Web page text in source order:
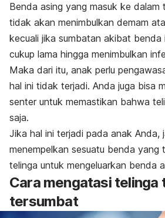
Benda asing yang masuk ke dalam
tidak akan menimbulkan demam
kecuali jika sumbatan akibat benda
cukup lama hingga menimbulkan
Maka dari itu, anak perlu
hal ini tidak terjadi. Anda juga bisa
senter untuk memastikan bahwa
saja.
Jika hal ini terjadi pada anak Anda,
menempelkan sesuatu benda yang
telinga untuk mengeluarkan benda
Cara mengatasi telinga
tersumbat